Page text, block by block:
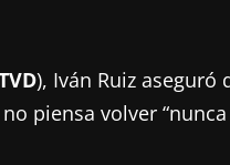
), Iván Ruiz aseguró
piensa volver “nunca